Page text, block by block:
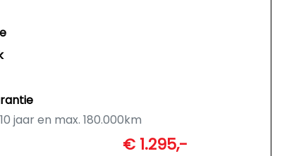
jaar en max. 180.000km
fabrikant
€ 1.295,-